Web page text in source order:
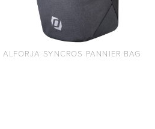
ALFORJA SYNCROS PANNIER BAG